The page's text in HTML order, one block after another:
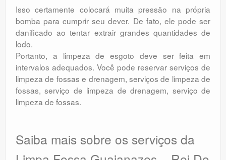
Isso certamente colocará muita pressão na própria
bomba para cumprir seu dever. De fato, ele pode ser
danificado ao tentar extrair grandes quantidades de
lodo.
Portanto, a limpeza de esgoto deve ser feita em
intervalos adequados. Você pode reservar serviços de
limpeza de fossas e drenagem, serviços de limpeza de
fossas, serviço de limpeza de drenagem, serviço de
limpeza de fossas.
Saiba mais sobre os serviços da